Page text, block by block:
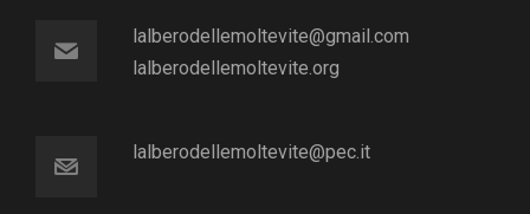
lalberodellemoltevite@gmail.com
lalberodellemoltevite.org
lalberodellemoltevite@pec.it